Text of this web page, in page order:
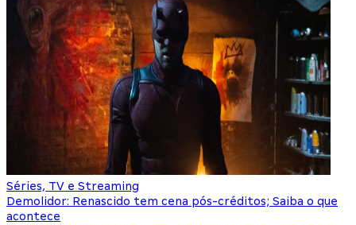
Séries, TV e Streaming
Demolidor: Renascido tem cena pós-créditos; Saiba o que
acontece